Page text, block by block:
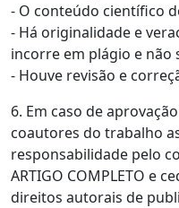
- O conteúdo científico
- Há originalidade e
incorre em plágio e não
- Houve revisão e
6. Em caso de
coautores do trabalho
responsabilidade pelo
ARTIGO COMPLETO e
direitos autorais de